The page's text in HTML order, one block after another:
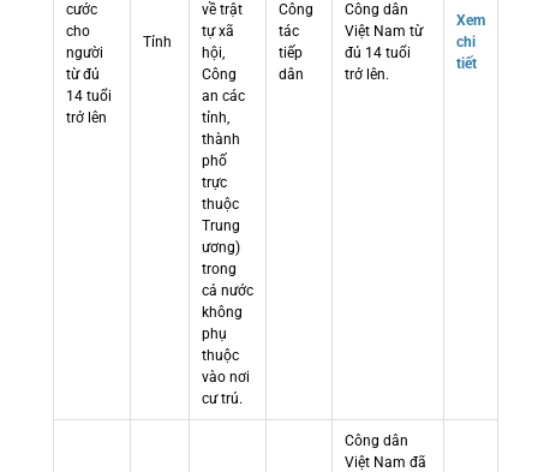
cước
cho
người
từ đủ
14 tuổi
trở lên
Tỉnh
về trật
tự xã
hội,
Công
an các
tỉnh,
thành
phố
trực
thuộc
Trung
ương)
trong
cả nước
không
phụ
thuộc
vào nơi
cư trú.
Công
tác
tiếp
dân
Công dân
Việt Nam từ
đủ 14 tuổi
trở lên.
Xem
chi
tiết
Công dân
Việt Nam đã